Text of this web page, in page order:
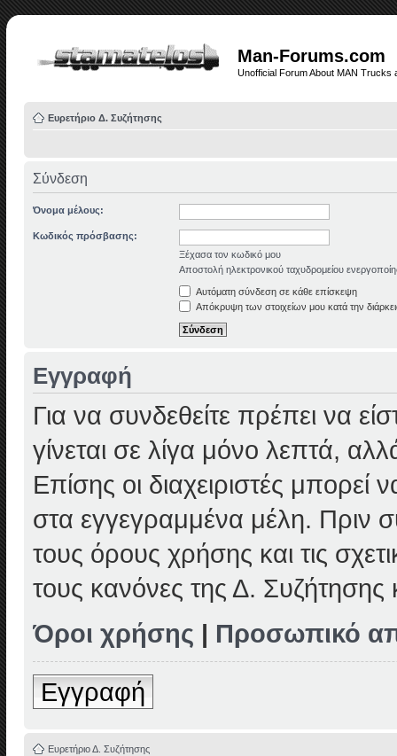
Man-Forums.com
Unofficial Forum About MAN Trucks
Ευρετήριο Δ. Συζήτησης
Σύνδεση
Όνομα μέλους:
Κωδικός πρόσβασης:
Ξέχασα τον κωδικό μου
Αποστολή ηλεκτρονικού ταχυδρομείου
Αυτόματη σύνδεση σε κάθε επίσκεψη
Απόκρυψη των στοιχείων μου κατά την
Εγγραφή
Για να συνδεθείτε πρέπει να
γίνεται σε λίγα μόνο λεπτά,
Επίσης οι διαχειριστές
στα εγγεγραμμένα μέλη. Πριν
τους όρους χρήσης και τις
τους κανόνες της Δ.
Όροι χρήσης | Προσωπικό
Εγγραφή
Ευρετήριο Δ. Συζήτησης